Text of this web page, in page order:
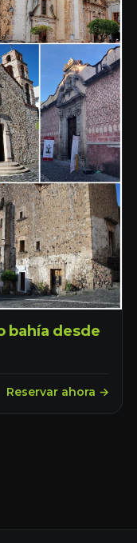
bahía desde
Reservar ahora →